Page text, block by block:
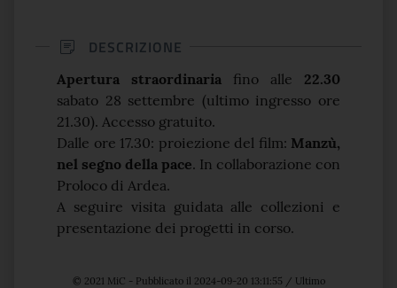
DESCRIZIONE
Apertura straordinaria fino alle 22.30
sabato 28 settembre (ultimo ingresso ore
21.30). Accesso gratuito.
Dalle ore 17.30: proiezione del film: Manzù,
nel segno della pace. In collaborazione con
Proloco di Ardea.
A seguire visita guidata alle collezioni e
presentazione dei progetti in corso.
© 2021 MiC - Pubblicato il 2024-09-20 13:11:55 / Ultimo